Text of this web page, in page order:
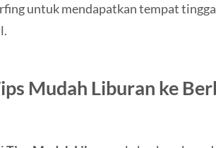
untuk mendapatkan tempat
Mudah Liburan ke